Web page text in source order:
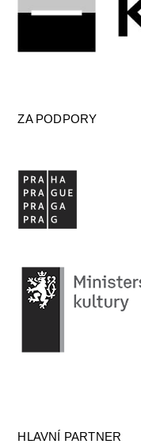
ZA PODPORY
HLAVNÍ PARTNER